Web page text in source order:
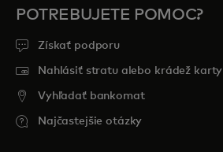
POTREBUJETE POMOC?
Získať podporu
Nahlásiť stratu alebo krádež karty
Vyhľadať bankomat
Najčastejšie otázky